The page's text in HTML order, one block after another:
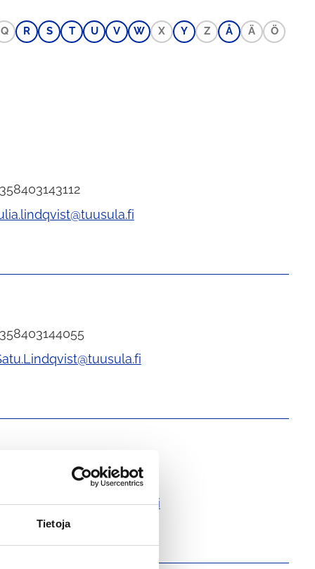
Tietoja
Q R S T U V W X Y Z Å Ä Ö
+358403143513